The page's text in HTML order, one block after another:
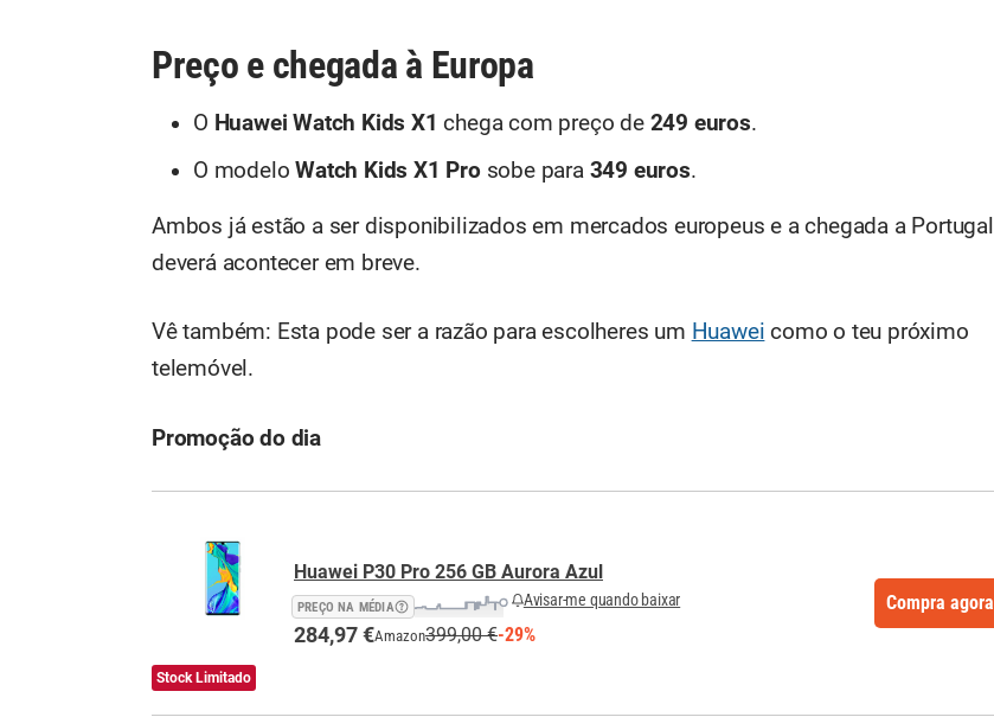
Preço e chegada à Europa
O Huawei Watch Kids X1 chega com preço de 249 euros.
O modeloWatch Kids X1 Pro sobe para 349 euros.
Ambos já estão a ser disponibilizados em mercados europeus e a chegada a Portugal
deverá acontecer em breve.
Vê também: Esta pode ser a razão para escolheres um Huawei como o teu próximo
telemóvel.
Promoção do dia
Stock Limitado
Huawei P30 Pro 256 GB Aurora Azul
PREÇO NA MÉDIA Avisar-me quando baixar
284,97 €Amazon399,00 €-29%
Compra agora